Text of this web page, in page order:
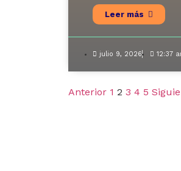
Leer más
julio 9, 2026 12:37
Anterior 1 2 3 4 5